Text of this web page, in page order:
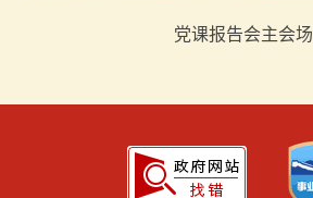
党课报告会主会场